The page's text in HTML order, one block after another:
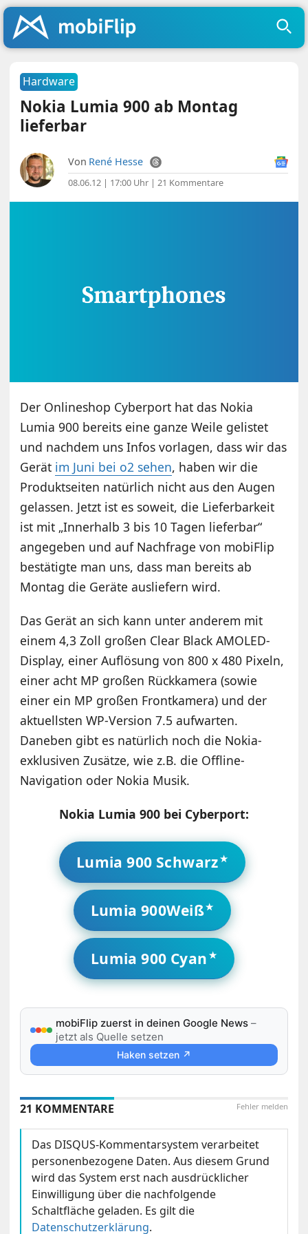
Hardware
Nokia Lumia 900 ab Montag
lieferbar
Von René Hesse
08.06.12 | 17:00 Uhr |21 Kommentare
Der Onlineshop Cyberport hat das Nokia
Lumia 900 bereits eine ganze Weile gelistet
und nachdem uns Infos vorlagen, dass wir das
Gerät im Juni bei o2 sehen, haben wir die
Produktseiten natürlich nicht aus den Augen
gelassen. Jetzt ist es soweit, die Lieferbarkeit
ist mit „Innerhalb 3 bis 10 Tagen lieferbar“
angegeben und auf Nachfrage von mobiFlip
bestätigte man uns, dass man bereits ab
Montag die Geräte ausliefern wird.
Das Gerät an sich kann unter anderem mit
einem 4,3 Zoll großen Clear Black AMOLED-
Display, einer Auflösung von 800 x 480 Pixeln,
einer acht MP großen Rückkamera (sowie
einer ein MP großen Frontkamera) und der
aktuellsten WP-Version 7.5 aufwarten.
Daneben gibt es natürlich noch die Nokia-
exklusiven Zusätze, wie z.B. die Offline-
Navigation oder Nokia Musik.
Nokia Lumia 900 bei Cyberport:
Lumia 900 Schwarz
Lumia 900Weiß
Lumia 900 Cyan
mobiFlip zuerst in deinen Google News –
jetzt als Quelle setzen
Haken setzen ↗
Fehler melden
21 KOMMENTARE
Das DISQUS-Kommentarsystem verarbeitet
personenbezogene Daten. Aus diesem Grund
wird das System erst nach ausdrücklicher
Einwilligung über die nachfolgende
Schaltfläche geladen. Es gilt die
Datenschutzerklärung.